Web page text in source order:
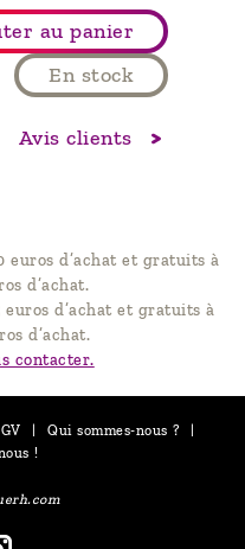
au panier
En stock
Avis clients
d’achat et gratuits à
d’achat.
d’achat et gratuits à
d’achat.
contacter.
| Qui sommes-nous ?
|
!